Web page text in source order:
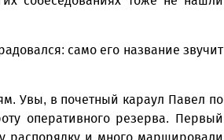
само его название звучит
Увы, в почетный караул Павел по
оперативного резерва. Первый